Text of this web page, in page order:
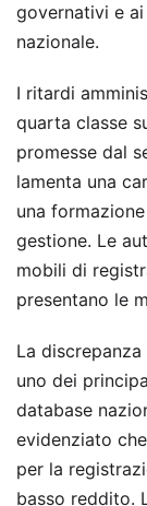
governativi e
nazionale.
I ritardi
quarta classe
promesse dal
lamenta una
una
gestione. Le
mobili di
presentano le
La
uno dei
database
evidenziato
per la
basso reddito.